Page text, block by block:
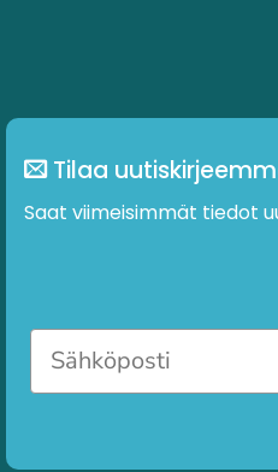
Tilaa
Saat viimeisimmät tiedot